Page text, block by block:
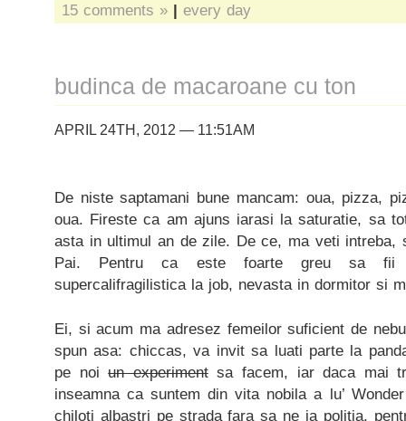
15 comments » | every day
budinca de macaroane cu ton
APRIL 24TH, 2012 — 11:51AM
De niste saptamani bune mancam: oua, pizza,
oua. Fireste ca am ajuns iarasi la saturatie, sa
asta in ultimul an de zile. De ce, ma veti intreba,
Pai. Pentru ca este foarte greu sa fii
supercalifragilistica la job, nevasta in dormitor si
Ei, si acum ma adresez femeilor suficient de
spun asa: chiccas, va invit sa luati parte la
pe noiun experimentsa facem, iar daca mai
inseamna ca suntem din vita nobila a lu’
chiloti albastri pe strada fara sa ne ia politia,